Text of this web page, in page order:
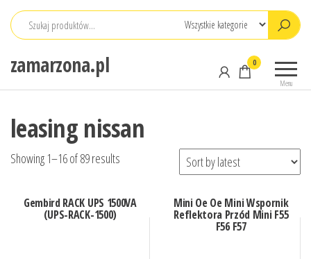
Przejdź
zamarzona.pl
Menu
0
leasing nissan
Showing 1–16 of 89 results
Gembird RACK UPS 1500VA
(UPS-RACK-1500)
Mini Oe Oe Mini Wspornik
Reflektora Przód Mini F55
F56 F57